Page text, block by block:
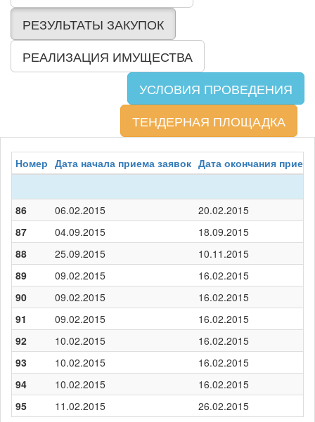
РЕЗУЛЬТАТЫ ЗАКУПОК
РЕАЛИЗАЦИЯ ИМУЩЕСТВА
УСЛОВИЯ ПРОВЕДЕНИЯ
ТЕНДЕРНАЯ ПЛОЩАДКА
Номер Дата начала приема заявок Дата окончания
86 06.02.2015
20.02.2015
87
04.09.2015
18.09.2015
88
25.09.2015
10.11.2015
89
09.02.2015
16.02.2015
90
09.02.2015
16.02.2015
91
09.02.2015
16.02.2015
92
10.02.2015
16.02.2015
93
10.02.2015
16.02.2015
94
10.02.2015
16.02.2015
95
11.02.2015 26.02.2015